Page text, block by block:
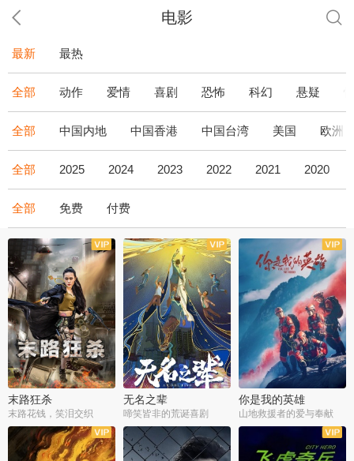
电影
最新 最热
全部 动作 爱情 喜剧 恐怖 科幻 悬疑
全部 中国内地 中国香港 中国台湾 美国 欧洲
全部 2025 2024 2023 2022 2021 2020
全部 免费 付费
末路狂杀
末路花钱，笑泪交织
无名之辈
啼笑皆非的荒诞喜剧
你是我的英雄
山地救援者的爱与奉献